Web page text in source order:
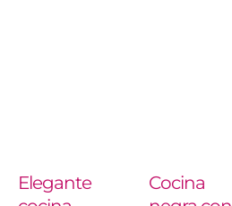
Elegante
Cocina